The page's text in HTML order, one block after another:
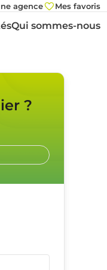
agence Mes favoris
Qui sommes-nous
?